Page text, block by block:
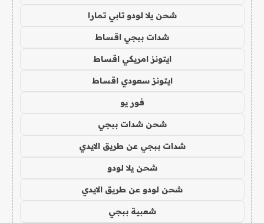
شحن يلا لودو تابي تمارا
شدات ببجي اقساط
ايتونز امريكي اقساط
ايتونز سعودي اقساط
فور يو
شحن شدات ببجي
شدات ببجي عن طريق الايدي
شحن يلا لودو
شحن لودو عن طريق الايدي
شعبية ببجي